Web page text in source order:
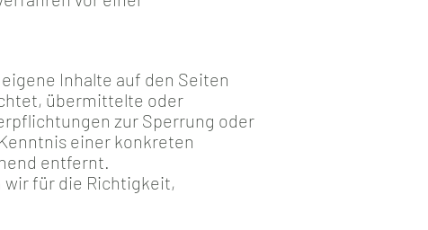
Inhalte auf den Seiten
übermittelte oder
zur Sperrung oder
einer konkreten
entfernt.
wir für die Richtigkeit,